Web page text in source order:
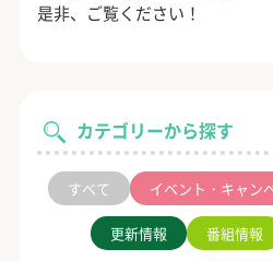
カテゴリーから探す
すべて イベント・キャン
更新情報 番組情報
是非、ご覧ください！